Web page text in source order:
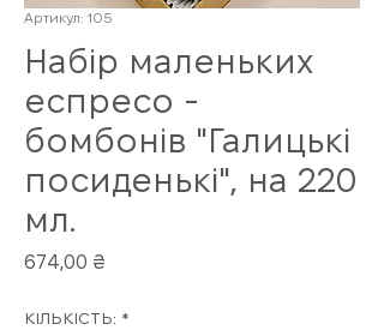
Артикул: 105
Набір маленьких
еспресо -
бомбонів "Галицькі
посиденькі", на 220
мл.
674,00 ₴
КІЛЬКІСТЬ: *